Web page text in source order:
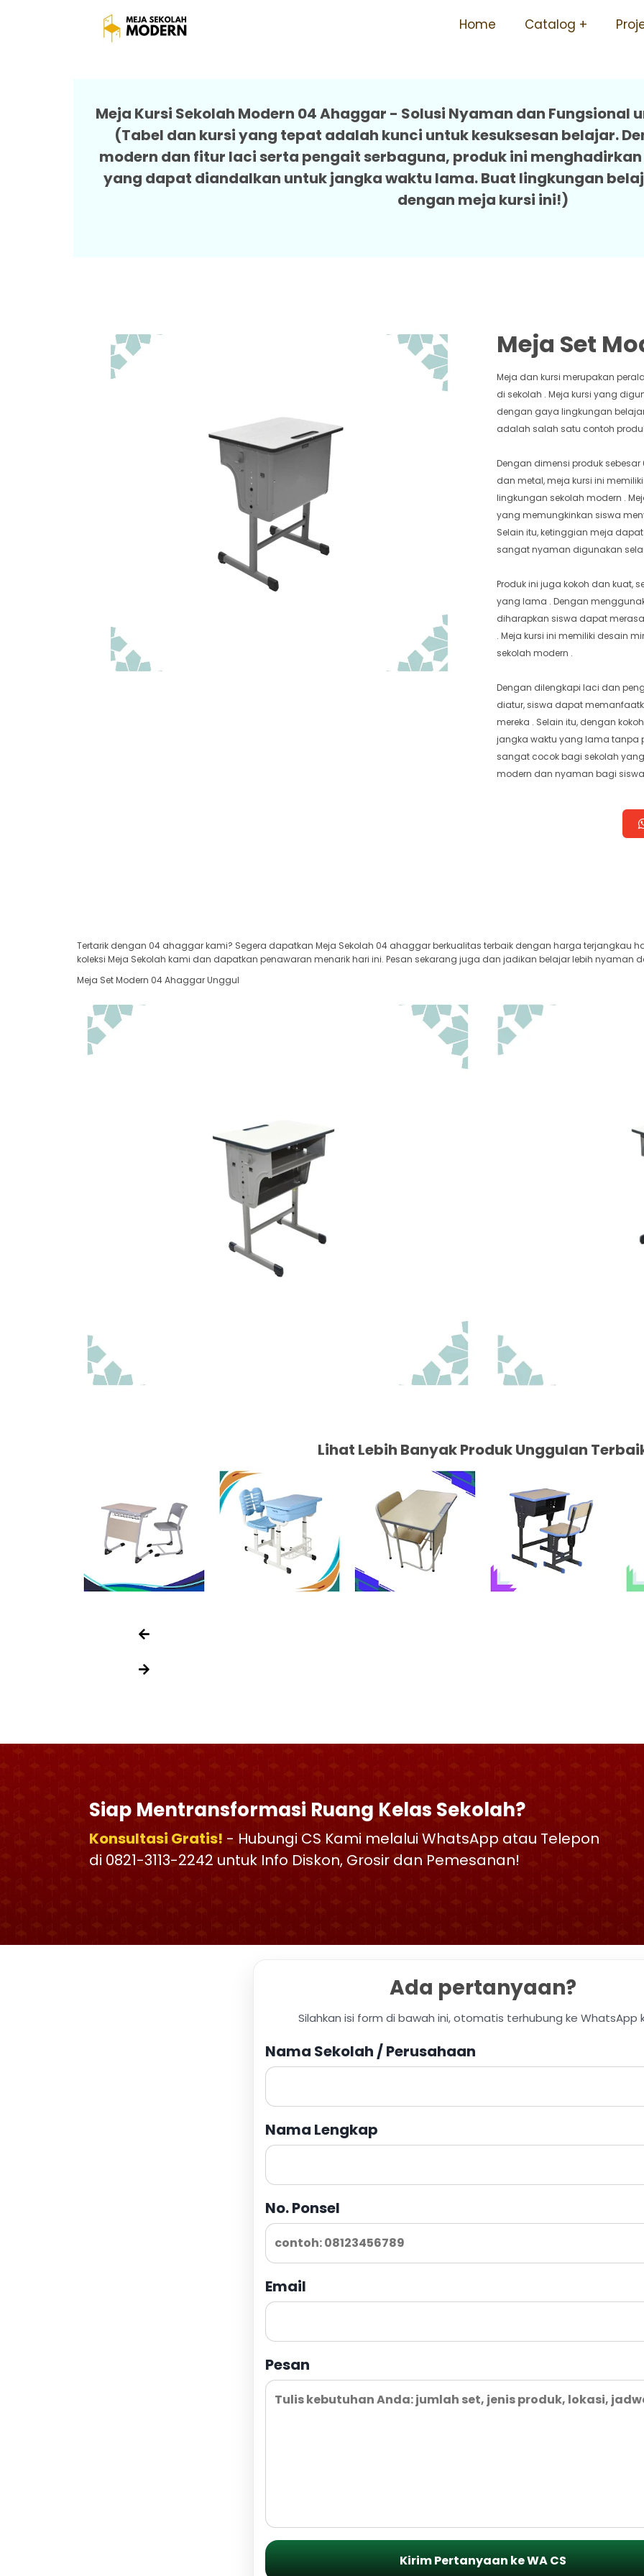
Home Catalog
Harga Meja Sekolah Dan Kursi
Meja Kursi Sekolah Modern 04 Ahaggar - Solusi Nyaman dan Fungsional
(Tabel dan kursi yang tepat adalah kunci untuk kesuksesan belajar.
modern dan fitur laci serta pengait serbaguna, produk ini
yang dapat diandalkan untuk jangka waktu lama. Buat lingkungan
dengan meja kursi ini!)
Meja Set
Meja dan kursi merupakan
di sekolah . Meja kursi yang
dengan gaya lingkungan
adalah salah satu contoh
Dengan dimensi produk sebesar
dan metal, meja kursi ini
lingkungan sekolah modern .
yang memungkinkan siswa
Selain itu, ketinggian meja
sangat nyaman digunakan
Produk ini juga kokoh dan kuat,
yang lama . Dengan
diharapkan siswa dapat
. Meja kursi ini memiliki desain
sekolah modern .
Dengan dilengkapi laci dan
diatur, siswa dapat
mereka . Selain itu, dengan
jangka waktu yang lama tanpa
sangat cocok bagi sekolah
modern dan nyaman bagi
Tertarik dengan 04 ahaggar kami? Segera dapatkan Meja Sekolah 04 ahaggar berkualitas terbaik dengan harga terjangkau
koleksi Meja Sekolah kami dan dapatkan penawaran menarik hari ini. Pesan sekarang juga dan jadikan belajar lebih nyaman
Meja Set Modern 04 Ahaggar Unggul
Lihat Lebih Banyak Produk Unggulan
Siap Mentransformasi Ruang Kelas Sekolah?
Konsultasi Gratis! - Hubungi CS Kami melalui WhatsApp atau Telepon
di 0821-3113-2242 untuk Info Diskon, Grosir dan Pemesanan!
Ada pertanyaan?
Silahkan isi form di bawah ini, otomatis terhubung ke WhatsApp
Nama Sekolah / Perusahaan
Nama Lengkap
No. Ponsel
Email
Pesan
Kirim Pertanyaan ke WA CS